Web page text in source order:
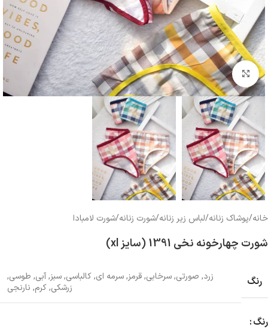
بزرگنمایی تصویر
خانه/پوشاک زنانه/لباس زیر زنانه/شورت زنانه/شورت لامبادا
شورت چهارخونه نخی 1391 (سایز xl)
رنگ زرد, صورتی,سرخابی,قرمز,سرمه ای,کالباسی,سبز,آبی, طوسی,
زرشکی,کرم, نارنجی
رنگ